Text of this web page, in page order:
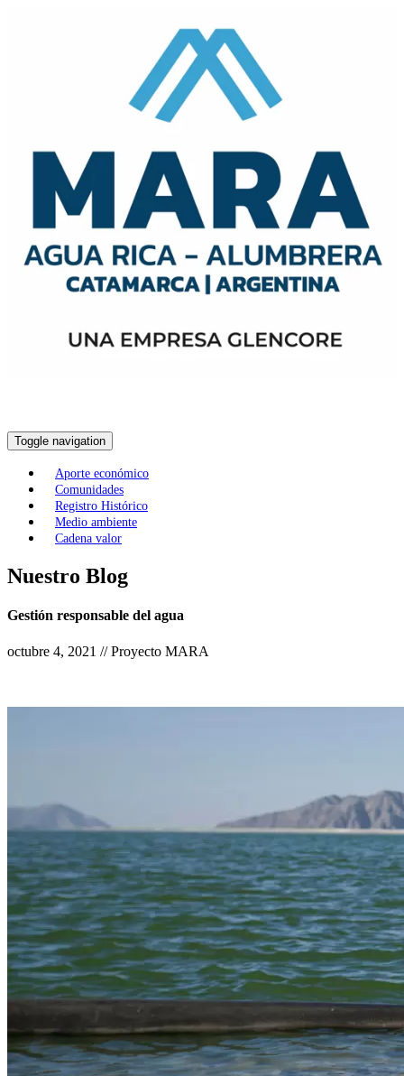
Toggle navigation
Aporte económico
Comunidades
Registro Histórico
Medio ambiente
Cadena valor
Nuestro Blog
Gestión responsable del agua
octubre 4, 2021 // Proyecto MARA